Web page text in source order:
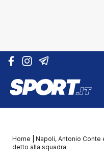
Vai al contenuto
Home
Napoli, Antonio Conte
detto alla squadra